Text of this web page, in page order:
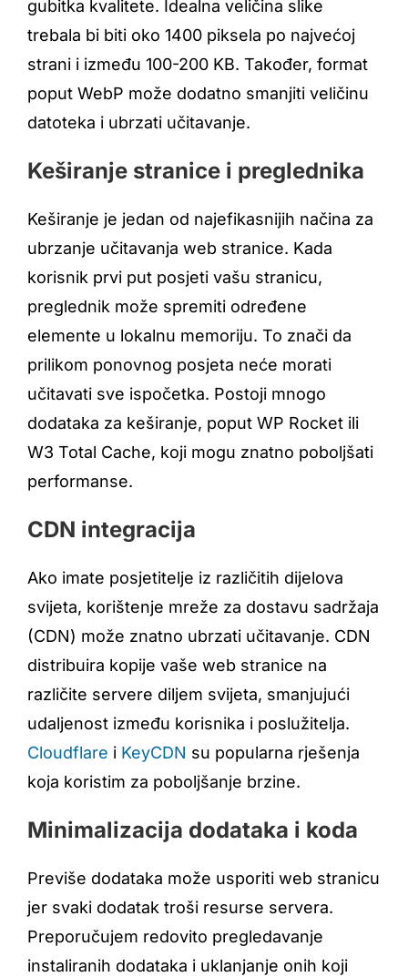
gubitka kvalitete. Idealna veličina slike
trebala bi biti oko 1400 piksela po najvećoj
strani i između 100-200 KB. Također, format
poput WebP može dodatno smanjiti veličinu
datoteka i ubrzati učitavanje.
Keširanje stranice i preglednika
Keširanje je jedan od najefikasnijih načina za
ubrzanje učitavanja web stranice. Kada
korisnik prvi put posjeti vašu stranicu,
preglednik može spremiti određene
elemente u lokalnu memoriju. To znači da
prilikom ponovnog posjeta neće morati
učitavati sve ispočetka. Postoji mnogo
dodataka za keširanje, poput WP Rocket ili
W3 Total Cache, koji mogu znatno poboljšati
performanse.
CDN integracija
Ako imate posjetitelje iz različitih dijelova
svijeta, korištenje mreže za dostavu sadržaja
(CDN) može znatno ubrzati učitavanje. CDN
distribuira kopije vaše web stranice na
različite servere diljem svijeta, smanjujući
udaljenost između korisnika i poslužitelja.
Cloudflare i KeyCDN su popularna rješenja
koja koristim za poboljšanje brzine.
Minimalizacija dodataka i koda
Previše dodataka može usporiti web stranicu
jer svaki dodatak troši resurse servera.
Preporučujem redovito pregledavanje
instaliranih dodataka i uklanjanje onih koji